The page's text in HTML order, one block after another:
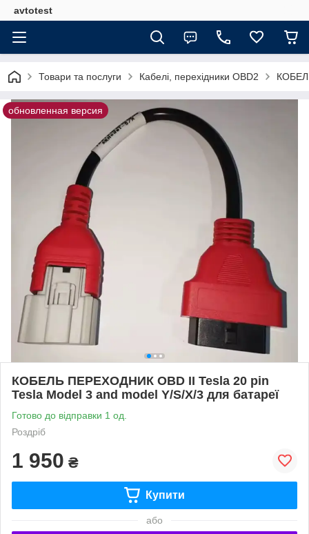
avtotest
Товари та послуги Кабелі, перехідники OBD2
обновленная версия
КОБЕЛЬ ПЕРЕХОДНИК OBD II Tesla 20 pin
Tesla Model 3 and model Y/S/X/3 для батареї
Готово до відправки 1 од.
Роздріб
1 950 ₴
Купити
або